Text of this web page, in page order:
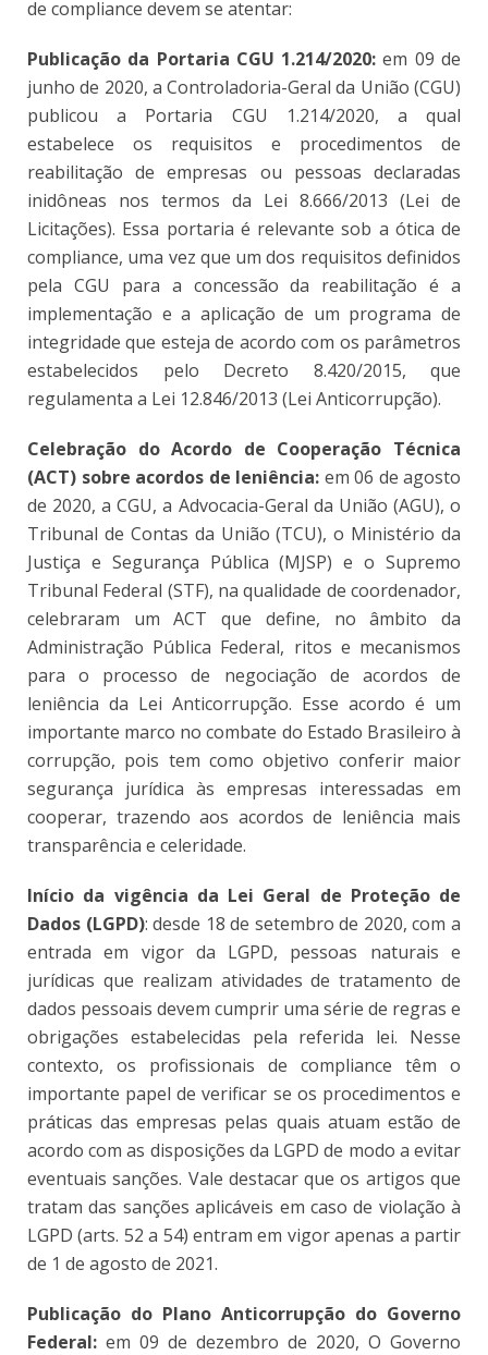
de compliance devem se atentar:
Publicação da Portaria CGU 1.214/2020:em 09 de
junho de 2020, a Controladoria-Geral da União (CGU)
publicou a Portaria CGU 1.214/2020, a qual
estabelece os requisitos e procedimentos de
reabilitação de empresas ou pessoas declaradas
inidôneas nos termos da Lei 8.666/2013 (Lei de
Licitações). Essa portaria é relevante sob a ótica de
compliance, uma vez que um dos requisitos definidos
pela CGU para a concessão da reabilitação é a
implementação e a aplicação de um programa de
integridade que esteja de acordo com os parâmetros
estabelecidos pelo Decreto 8.420/2015, que
regulamenta a Lei 12.846/2013 (Lei Anticorrupção).
Celebração do Acordo de Cooperação Técnica
(ACT) sobre acordos de leniência: em 06 de agosto
de 2020, a CGU, a Advocacia-Geral da União (AGU), o
Tribunal de Contas da União (TCU), o Ministério da
Justiça e Segurança Pública (MJSP) e o Supremo
Tribunal Federal (STF), na qualidade de coordenador,
celebraram um ACT que define, no âmbito da
Administração Pública Federal, ritos e mecanismos
para o processo de negociação de acordos de
leniência da Lei Anticorrupção. Esse acordo é um
importante marco no combate do Estado Brasileiro à
corrupção, pois tem como objetivo conferir maior
segurança jurídica às empresas interessadas em
cooperar, trazendo aos acordos de leniência mais
transparência e celeridade.
Início da vigência da Lei Geral de Proteção de
Dados (LGPD): desde 18 de setembro de 2020, com a
entrada em vigor da LGPD, pessoas naturais e
jurídicas que realizam atividades de tratamento de
dados pessoais devem cumprir uma série de regras e
obrigações estabelecidas pela referida lei. Nesse
contexto, os profissionais de compliance têm o
importante papel de verificar se os procedimentos e
práticas das empresas pelas quais atuam estão de
acordo com as disposições da LGPD de modo a evitar
eventuais sanções. Vale destacar que os artigos que
tratam das sanções aplicáveis em caso de violação à
LGPD (arts. 52 a 54) entram em vigor apenas a partir
de 1 de agosto de 2021.
Publicação do Plano Anticorrupção do Governo
Federal: em 09 de dezembro de 2020, O Governo